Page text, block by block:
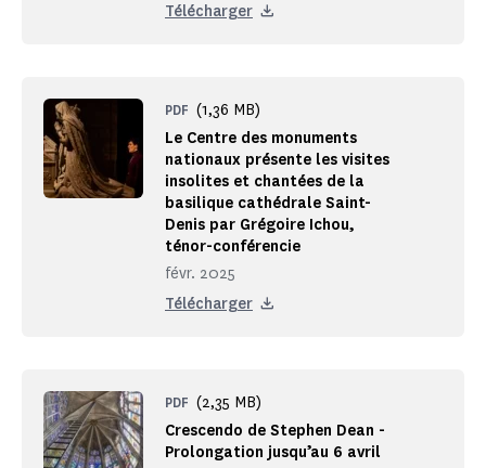
Télécharger
Le Centre des monuments
nationaux présente les visites
insolites et chantées de la
basilique cathédrale Saint-
Denis par Grégoire Ichou,
ténor-conférencie
févr. 2025
PDF (1,36 MB)
Télécharger
Crescendo de Stephen Dean -
Prolongation jusqu’au 6 avril
PDF (2,35 MB)